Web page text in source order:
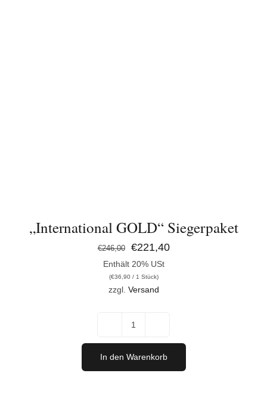
„International GOLD“ Siegerpaket
€246,00
Ursprünglicher
Preis
war:
€221,40Aktueller
Enthält 20% USt
(€36,90/ 1 Stück)
zzgl. Versand
GOLD"
Siegerpaket
In den Warenkorb